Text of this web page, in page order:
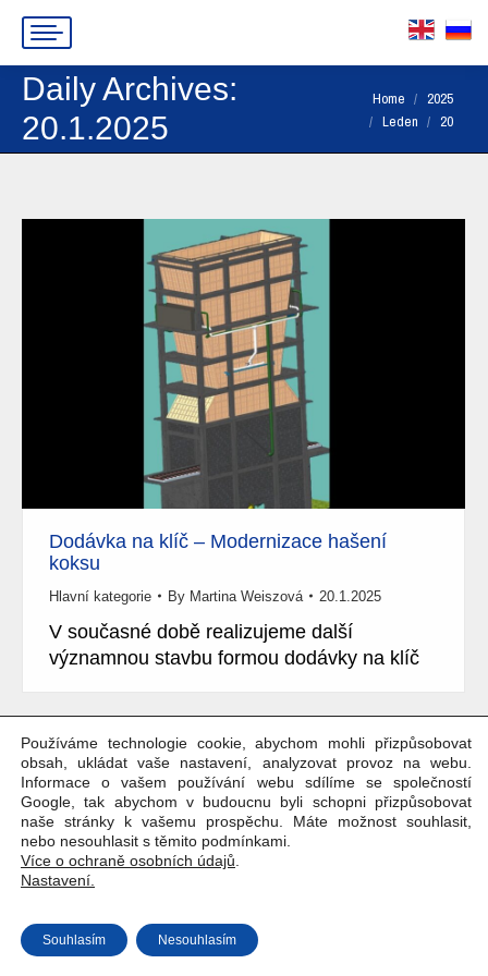
Daily Archives:
20.1.2025
You are here:
Home
2025
Leden
20
Dodávka na klíč – Modernizace hašení
koksu
Hlavní kategorie By Martina Weiszová 20.1.2025
V současné době realizujeme další
významnou stavbu formou dodávky na klíč
Copyright © Weiron Dynamics, s.r.o. |Tvorba webových stráneka
SEO
Používáme technologie cookie, abychom mohli přizpůsobovat
obsah, ukládat vaše nastavení, analyzovat provoz na webu.
Informace o vašem používání webu sdílíme se společností
Google, tak abychom v budoucnu byli schopni přizpůsobovat
naše stránky k vašemu prospěchu. Máte možnost souhlasit,
nebo nesouhlasit s těmito podmínkami.
Více o ochraně osobních údajů
Nastavení.
Souhlasím Nesouhlasím